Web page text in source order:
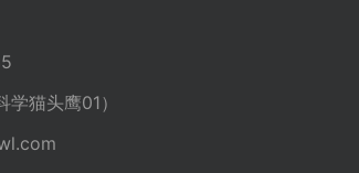
猫头鹰01）